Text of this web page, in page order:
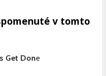
v tomto
Get Done